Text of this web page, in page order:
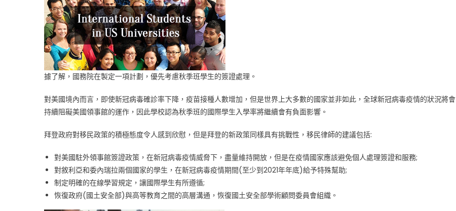
據了解，國務院在製定一項計劃，優先考慮秋季班學生的簽證處理。
對美國境內而言，即使新冠病毒確診率下降，疫苗接種人數增加，但是世界上大多數的國家並非如此，全球新冠病毒疫情的狀況將會
持續阻礙美國領事館的運作，因此學校認為秋季班的國際學生入學率將繼續會有負面影響。
拜登政府對移民政策的積極態度令人感到欣慰，但是拜登的新政策同樣具有挑戰性，移民律師的建議包括:
對美國駐外領事館簽證政策，在新冠病毒疫情威脅下，盡量維持開放，但是在疫情國家應該避免個人處理簽證和服務;
對敘利亞和委內瑞拉兩個國家的學生，在新冠病毒疫情期間(至少到2021年年底)給予特殊幫助;
制定明確的在線學習規定，讓國際學生有所遵循;
恢復政府(國土安全部)與高等教育之間的高層溝通，恢復國土安全部學術顧問委員會組織。